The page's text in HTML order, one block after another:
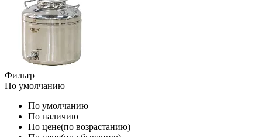
Фильтр
По умолчанию
По умолчанию
По наличию
По цене(по возрастанию)